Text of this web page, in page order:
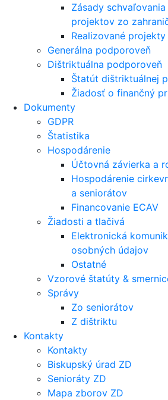
Zásady
projektov zo
Realizované projekty
Generálna podporoveň
Dištriktuálna podporoveň
Štatút dištriktuálnej
Žiadosť o finančný
Dokumenty
GDPR
Štatistika
Hospodárenie
Účtovná závierka a
Hospodárenie
a seniorátov
Financovanie ECAV
Žiadosti a tlačivá
Elektronická
osobných údajov
Ostatné
Vzorové štatúty &
Správy
Zo seniorátov
Z dištriktu
Kontakty
Kontakty
Biskupský úrad ZD
Senioráty ZD
Mapa zborov ZD